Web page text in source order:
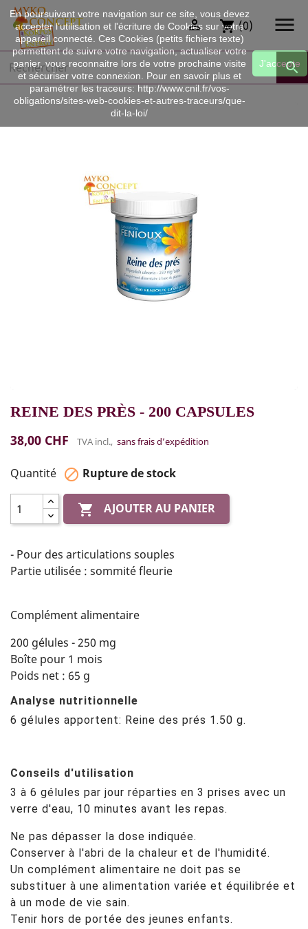
 shopping_cart (0) 

REINE DES PRÈS - 200 CAPSULES
38,00 CHF TVA incl., sans frais d’expédition
Quantité  Rupture de stock
 AJOUTER AU PANIER
- Pour des articulations souples
Partie utilisée : sommité fleurie
Complément alimentaire
200 gélules - 250 mg
Boîte pour 1 mois
Poids net : 65 g
Analyse nutritionnelle
6 gélules apportent: Reine des prés 1.50 g.
Conseils d'utilisation
3 à 6 gélules par jour réparties en 3 prises avec un
verre d'eau, 10 minutes avant les repas.
Ne pas dépasser la dose indiquée.
Conserver à l'abri de la chaleur et de l'humidité.
Un complément alimentaire ne doit pas se
substituer à une alimentation variée et équilibrée et
à un mode de vie sain.
Tenir hors de portée des jeunes enfants.
En poursuivant votre navigation sur ce site, vous devez
accepter l’utilisation et l'écriture de Cookies sur votre
appareil connecté. Ces Cookies (petits fichiers texte)
permettent de suivre votre navigation, actualiser votre
panier, vous reconnaitre lors de votre prochaine visite
et sécuriser votre connexion. Pour en savoir plus et
paramétrer les traceurs: http://www.cnil.fr/vos-
obligations/sites-web-cookies-et-autres-traceurs/que-
dit-la-loi/
J'accepte